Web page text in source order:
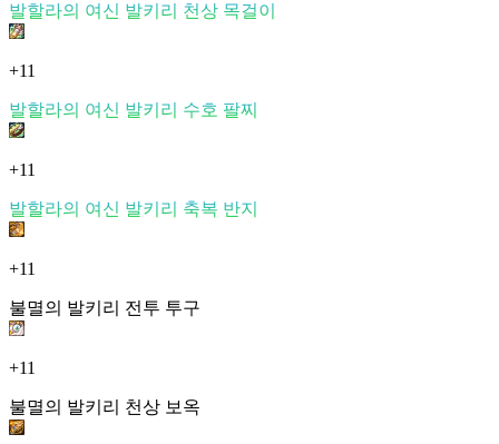
발할라의 여신 발키리 천상 목걸이
+11
발할라의 여신 발키리 수호 팔찌
+11
발할라의 여신 발키리 축복 반지
+11
불멸의 발키리 전투 투구
+11
불멸의 발키리 천상 보옥